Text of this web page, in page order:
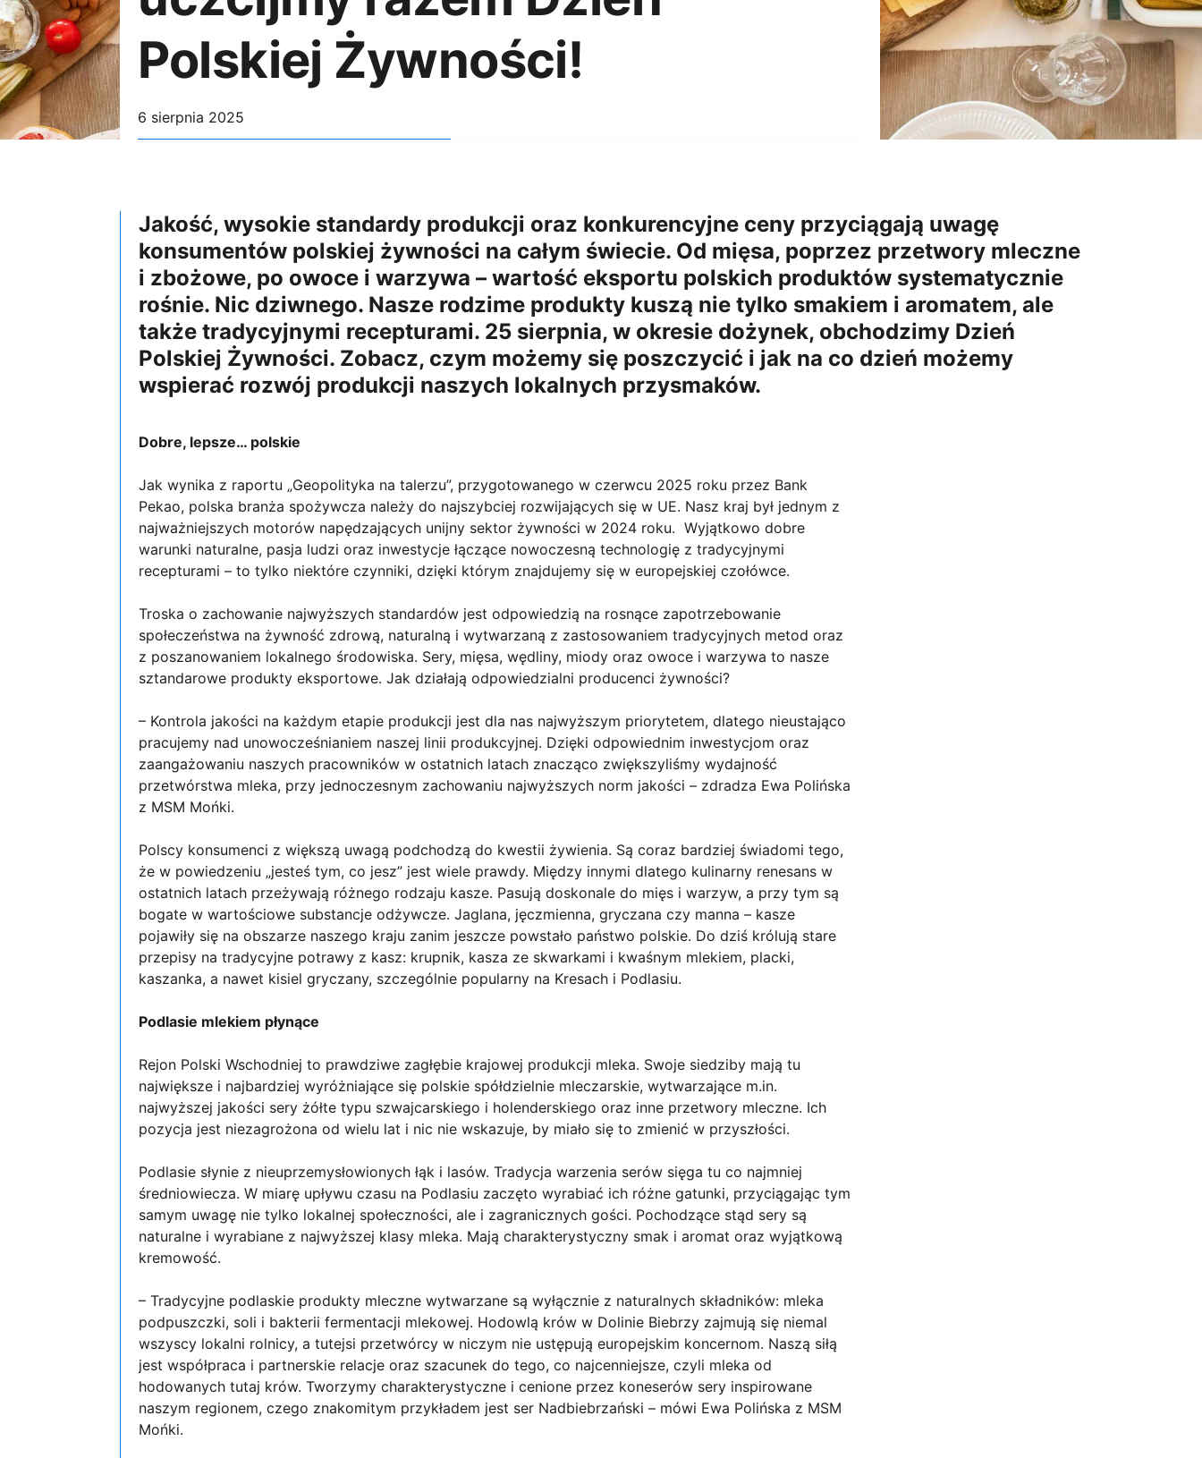
Polskiej Żywności!
6 sierpnia 2025
Jakość, wysokie standardy produkcji oraz konkurencyjne ceny przyciągają uwagę
konsumentów polskiej żywności na całym świecie. Od mięsa, poprzez przetwory mleczne
i zbożowe, po owoce i warzywa – wartość eksportu polskich produktów systematycznie
rośnie. Nic dziwnego. Nasze rodzime produkty kuszą nie tylko smakiem i aromatem, ale
także tradycyjnymi recepturami. 25 sierpnia, w okresie dożynek, obchodzimy Dzień
Polskiej Żywności. Zobacz, czym możemy się poszczycić i jak na co dzień możemy
wspierać rozwój produkcji naszych lokalnych przysmaków.
Dobre, lepsze… polskie
Jak wynika z raportu „Geopolityka na talerzu”, przygotowanego w czerwcu 2025 roku przez Bank
Pekao, polska branża spożywcza należy do najszybciej rozwijających się w UE. Nasz kraj był jednym z
najważniejszych motorów napędzających unijny sektor żywności w 2024 roku. Wyjątkowo dobre
warunki naturalne, pasja ludzi oraz inwestycje łączące nowoczesną technologię z tradycyjnymi
recepturami – to tylko niektóre czynniki, dzięki którym znajdujemy się w europejskiej czołówce.
Troska o zachowanie najwyższych standardów jest odpowiedzią na rosnące zapotrzebowanie
społeczeństwa na żywność zdrową, naturalną i wytwarzaną z zastosowaniem tradycyjnych metod oraz
z poszanowaniem lokalnego środowiska. Sery, mięsa, wędliny, miody oraz owoce i warzywa to nasze
sztandarowe produkty eksportowe. Jak działają odpowiedzialni producenci żywności?
– Kontrola jakości na każdym etapie produkcji jest dla nas najwyższym priorytetem, dlatego nieustająco
pracujemy nad unowocześnianiem naszej linii produkcyjnej. Dzięki odpowiednim inwestycjom oraz
zaangażowaniu naszych pracowników w ostatnich latach znacząco zwiększyliśmy wydajność
przetwórstwa mleka, przy jednoczesnym zachowaniu najwyższych norm jakości – zdradza Ewa Polińska
z MSM Mońki.
Polscy konsumenci z większą uwagą podchodzą do kwestii żywienia. Są coraz bardziej świadomi tego,
że w powiedzeniu „jesteś tym, co jesz” jest wiele prawdy. Między innymi dlatego kulinarny renesans w
ostatnich latach przeżywają różnego rodzaju kasze. Pasują doskonale do mięs i warzyw, a przy tym są
bogate w wartościowe substancje odżywcze. Jaglana, jęczmienna, gryczana czy manna – kasze
pojawiły się na obszarze naszego kraju zanim jeszcze powstało państwo polskie. Do dziś królują stare
przepisy na tradycyjne potrawy z kasz: krupnik, kasza ze skwarkami i kwaśnym mlekiem, placki,
kaszanka, a nawet kisiel gryczany, szczególnie popularny na Kresach i Podlasiu.
Podlasie mlekiem płynące
Rejon Polski Wschodniej to prawdziwe zagłębie krajowej produkcji mleka. Swoje siedziby mają tu
największe i najbardziej wyróżniające się polskie spółdzielnie mleczarskie, wytwarzające m.in.
najwyższej jakości sery żółte typu szwajcarskiego i holenderskiego oraz inne przetwory mleczne. Ich
pozycja jest niezagrożona od wielu lat i nic nie wskazuje, by miało się to zmienić w przyszłości.
Podlasie słynie z nieuprzemysłowionych łąk i lasów. Tradycja warzenia serów sięga tu co najmniej
średniowiecza. W miarę upływu czasu na Podlasiu zaczęto wyrabiać ich różne gatunki, przyciągając tym
samym uwagę nie tylko lokalnej społeczności, ale i zagranicznych gości. Pochodzące stąd sery są
naturalne i wyrabiane z najwyższej klasy mleka. Mają charakterystyczny smak i aromat oraz wyjątkową
kremowość.
– Tradycyjne podlaskie produkty mleczne wytwarzane są wyłącznie z naturalnych składników: mleka
podpuszczki, soli i bakterii fermentacji mlekowej. Hodowlą krów w Dolinie Biebrzy zajmują się niemal
wszyscy lokalni rolnicy, a tutejsi przetwórcy w niczym nie ustępują europejskim koncernom. Naszą siłą
jest współpraca i partnerskie relacje oraz szacunek do tego, co najcenniejsze, czyli mleka od
hodowanych tutaj krów. Tworzymy charakterystyczne i cenione przez koneserów sery inspirowane
naszym regionem, czego znakomitym przykładem jest ser Nadbiebrzański – mówi Ewa Polińska z MSM
Mońki.